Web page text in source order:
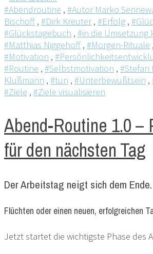
#Abendroutine , #Autor Marko
Bischoff , #Dirk Kreuter, #Erfolg ,
#Glückstagebuch , #in die Umsetzung
#Matthias Niggehoff , #Morgen-Rituale ,
#Motivation ,
#Routine , #Selbstmotivation , #Stefan
Klußmann , #tun , #Unterbewußtsein ,
#Ziele , #Ziele visualisieren
Abend-Routine 1.0 –
für den nächsten Tag
Der Arbeitstag neigt sich dem Ende.
Flüchten oder einen neuen, erfolgreichen
Jetzt startet die wichtigste Phase des